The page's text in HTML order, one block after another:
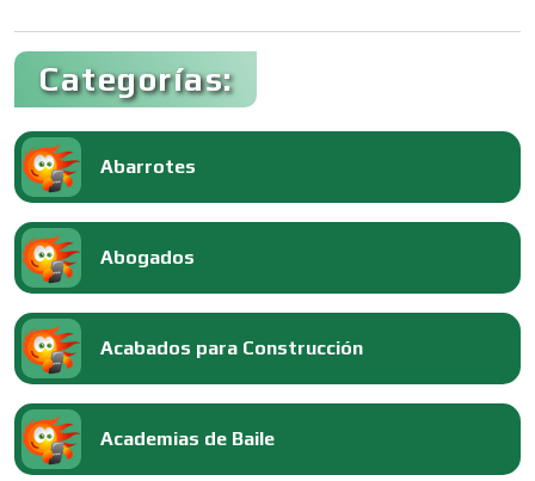
Categorías:
Abarrotes
Abogados
Acabados para Construcción
Academias de Baile